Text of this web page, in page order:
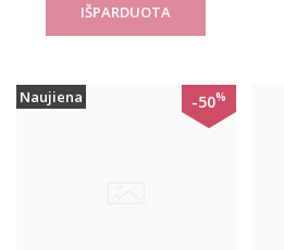
Naujiena -50%